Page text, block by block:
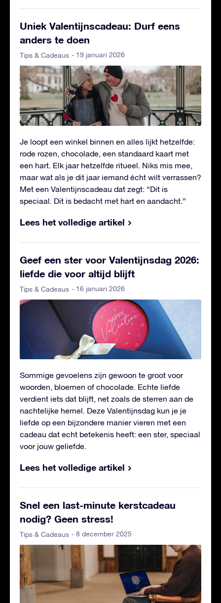
Uniek Valentijnscadeau: Durf eens
anders te doen
Tips & Cadeaus - 19 januari 2026
Je loopt een winkel binnen en alles lijkt hetzelfde:
rode rozen, chocolade, een standaard kaart met
een hart. Elk jaar hetzelfde ritueel. Niks mis mee,
maar wat als je dit jaar iemand écht wilt verrassen?
Met een Valentijnscadeau dat zegt: “Dit is
speciaal. Dit is bedacht met hart en aandacht.”
Lees het volledige artikel
Geef een ster voor Valentijnsdag 2026:
liefde die voor altijd blijft
Tips & Cadeaus - 16 januari 2026
Sommige gevoelens zijn gewoon te groot voor
woorden, bloemen of chocolade. Echte liefde
verdient iets dat blijft, net zoals de sterren aan de
nachtelijke hemel. Deze Valentijnsdag kun je je
liefde op een bijzondere manier vieren met een
cadeau dat echt betekenis heeft: een ster, speciaal
voor jouw geliefde.
Lees het volledige artikel
Snel een last-minute kerstcadeau
nodig? Geen stress!
Tips & Cadeaus - 8 december 2025